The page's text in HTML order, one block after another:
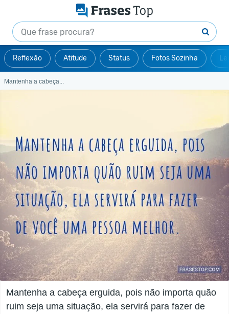
Reflexão Atitude Status Fotos Sozinha
Mantenha a cabeça...
Mantenha a cabeça erguida, pois não importa quão
ruim seja uma situação, ela servirá para fazer de